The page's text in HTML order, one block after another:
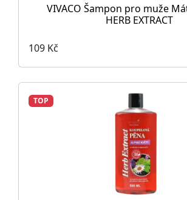
VIVACO Šampon pro muže
HERB EXTRACT
109 Kč
TOP